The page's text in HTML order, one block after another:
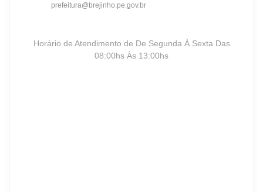
prefeitura@brejinho.pe.gov.br
Horário de Atendimento de De Segunda À Sexta Das
08:00hs Às 13:00hs